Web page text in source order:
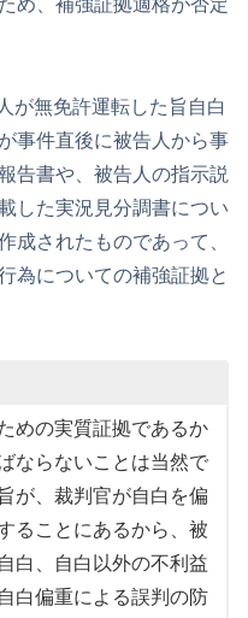
が無免許運転した旨自白
事件直後に被告人から事
告書や、被告人の指示説
した実況見分調書につい
成されたものであって、
為についての補強証拠と
めの実質証拠であるか
ならないことは当然で
が、裁判官が自白を偏
ることにあるから、被
白、自白以外の不利益
白偏重による誤判の防